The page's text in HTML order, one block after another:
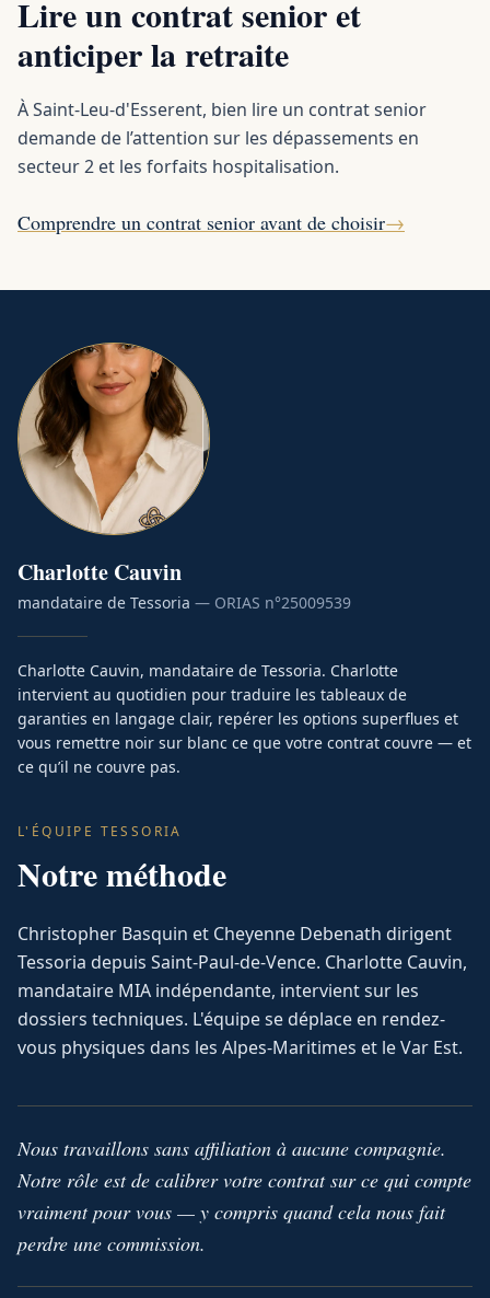
Lire un contrat senior et
anticiper la retraite
À Saint-Leu-d'Esserent, bien lire un contrat senior
demande de l’attention sur les dépassements en
secteur 2 et les forfaits hospitalisation.
Comprendre un contrat senior avant de choisir→
Charlotte Cauvin
mandataire de Tessoria — ORIAS n°25009539
Charlotte Cauvin, mandataire de Tessoria. Charlotte
intervient au quotidien pour traduire les tableaux de
garanties en langage clair, repérer les options superflues et
vous remettre noir sur blanc ce que votre contrat couvre — et
ce qu’il ne couvre pas.
L'ÉQUIPE TESSORIA
Notre méthode
Christopher Basquin et Cheyenne Debenath dirigent
Tessoria depuis Saint-Paul-de-Vence. Charlotte Cauvin,
mandataire MIA indépendante, intervient sur les
dossiers techniques. L'équipe se déplace en rendez-
vous physiques dans les Alpes-Maritimes et le Var Est.
Nous travaillons sans affiliation à aucune compagnie.
Notre rôle est de calibrer votre contrat sur ce qui compte
vraiment pour vous — y compris quand cela nous fait
perdre une commission.